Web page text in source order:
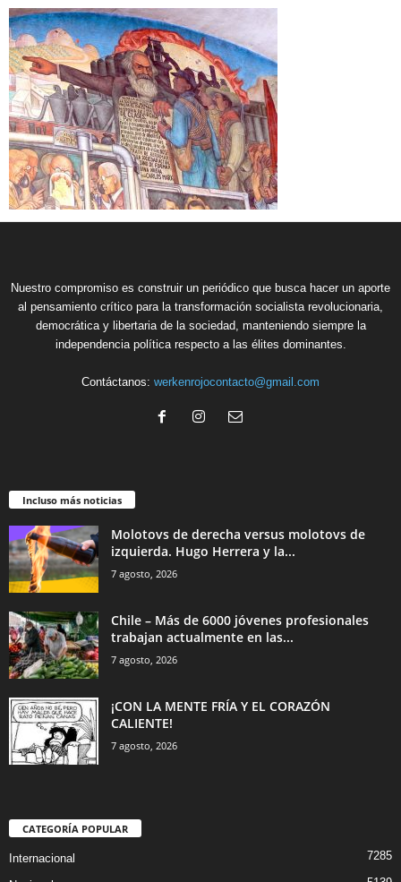
Nuestro compromiso es construir un periódico que busca hacer un aporte
al pensamiento crítico para la transformación socialista revolucionaria,
democrática y libertaria de la sociedad, manteniendo siempre la
independencia política respecto a las élites dominantes.
Contáctanos: werkenrojocontacto@gmail.com
Incluso más noticias
Molotovs de derecha versus molotovs de
izquierda. Hugo Herrera y la...
7 agosto, 2026
Chile – Más de 6000 jóvenes profesionales
trabajan actualmente en las...
7 agosto, 2026
¡CON LA MENTE FRÍA Y EL CORAZÓN
CALIENTE!
7 agosto, 2026
CATEGORÍA POPULAR
Internacional 7285